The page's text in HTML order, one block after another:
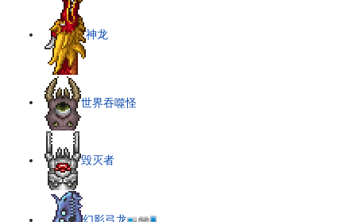
神龙
世界吞噬怪
毁灭者